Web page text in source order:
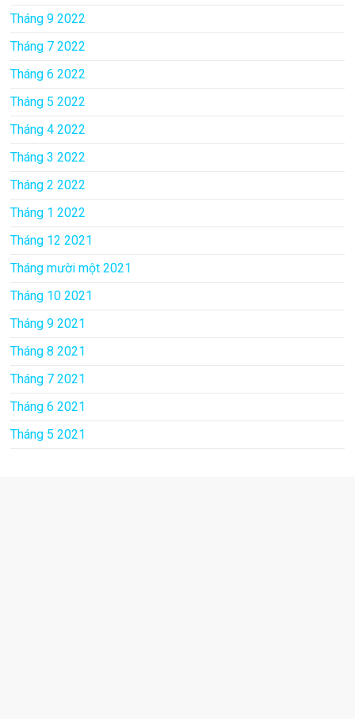
Tháng 9 2022
Tháng 7 2022
Tháng 6 2022
Tháng 5 2022
Tháng 4 2022
Tháng 3 2022
Tháng 2 2022
Tháng 1 2022
Tháng 12 2021
Tháng mười một 2021
Tháng 10 2021
Tháng 9 2021
Tháng 8 2021
Tháng 7 2021
Tháng 6 2021
Tháng 5 2021